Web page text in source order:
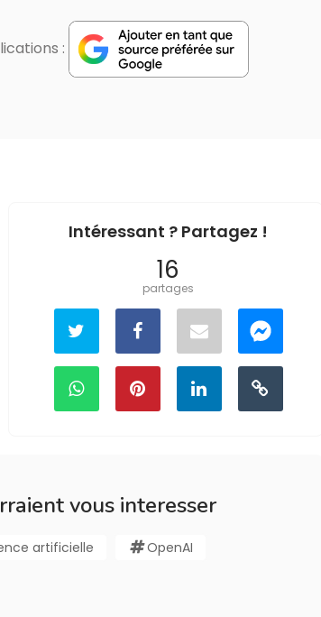
:
Intéressant ? Partagez !
16
partages
vous interesser
artificielle OpenAI